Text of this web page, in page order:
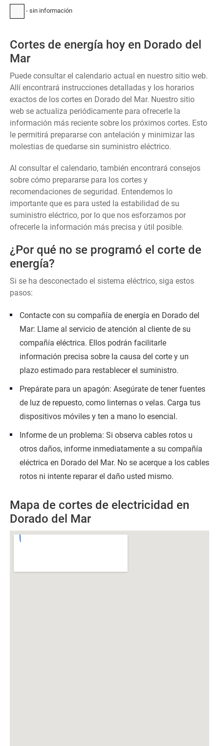
- sin información
Cortes de energía hoy en Dorado del
Mar
Puede consultar el calendario actual en nuestro sitio web.
Allí encontrará instrucciones detalladas y los horarios
exactos de los cortes en Dorado del Mar. Nuestro sitio
web se actualiza periódicamente para ofrecerle la
información más reciente sobre los próximos cortes. Esto
le permitirá prepararse con antelación y minimizar las
molestias de quedarse sin suministro eléctrico.
Al consultar el calendario, también encontrará consejos
sobre cómo prepararse para los cortes y
recomendaciones de seguridad. Entendemos lo
importante que es para usted la estabilidad de su
suministro eléctrico, por lo que nos esforzamos por
ofrecerle la información más precisa y útil posible.
¿Por qué no se programó el corte de
energía?
Si se ha desconectado el sistema eléctrico, siga estos
pasos:
Contacte con su compañía de energía en Dorado del
Mar: Llame al servicio de atención al cliente de su
compañía eléctrica. Ellos podrán facilitarle
información precisa sobre la causa del corte y un
plazo estimado para restablecer el suministro.
Prepárate para un apagón: Asegúrate de tener fuentes
de luz de repuesto, como linternas o velas. Carga tus
dispositivos móviles y ten a mano lo esencial.
Informe de un problema: Si observa cables rotos u
otros daños, informe inmediatamente a su compañía
eléctrica en Dorado del Mar. No se acerque a los cables
rotos ni intente reparar el daño usted mismo.
Mapa de cortes de electricidad en
Dorado del Mar